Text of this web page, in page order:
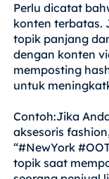
Perlu dicatat
konten terbatas.
topik panjang
dengan konten
memposting
untuk
Contoh:Jika
aksesoris
“#NewYork
topik saat